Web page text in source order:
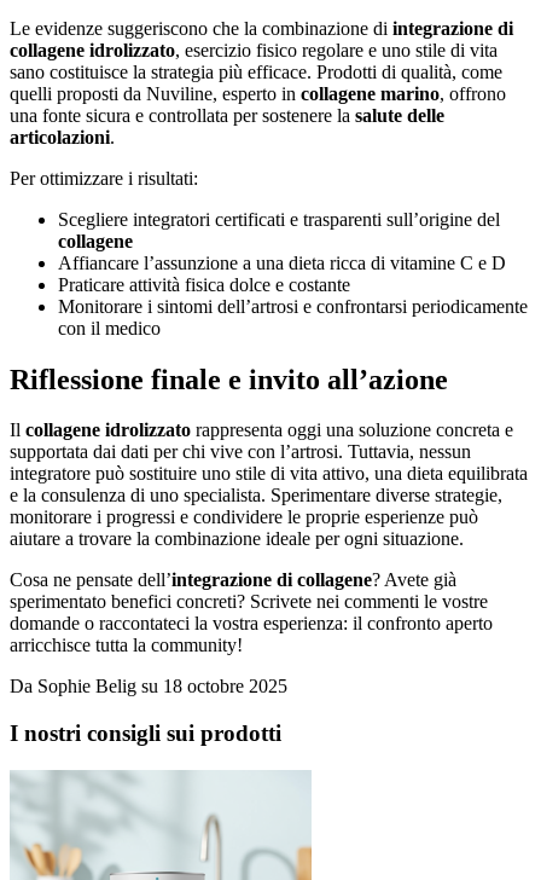
Le evidenze suggeriscono che la combinazione di integrazione di
collagene idrolizzato, esercizio fisico regolare e uno stile di vita
sano costituisce la strategia più efficace. Prodotti di qualità, come
quelli proposti da Nuviline, esperto in collagene marino, offrono
una fonte sicura e controllata per sostenere la salute delle
articolazioni.
Per ottimizzare i risultati:
Scegliere integratori certificati e trasparenti sull’origine del
collagene
Affiancare l’assunzione a una dieta ricca di vitamine C e D
Praticare attività fisica dolce e costante
Monitorare i sintomi dell’artrosi e confrontarsi periodicamente
con il medico
Riflessione finale e invito all’azione
Il collagene idrolizzato rappresenta oggi una soluzione concreta e
supportata dai dati per chi vive con l’artrosi. Tuttavia, nessun
integratore può sostituire uno stile di vita attivo, una dieta equilibrata
e la consulenza di uno specialista. Sperimentare diverse strategie,
monitorare i progressi e condividere le proprie esperienze può
aiutare a trovare la combinazione ideale per ogni situazione.
Cosa ne pensate dell’integrazione di collagene? Avete già
sperimentato benefici concreti? Scrivete nei commenti le vostre
domande o raccontateci la vostra esperienza: il confronto aperto
arricchisce tutta la community!
Da Sophie Belig su 18 octobre 2025
I nostri consigli sui prodotti